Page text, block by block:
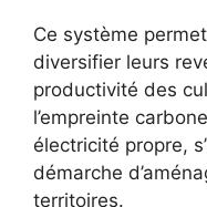
Ce système
diversifier leurs
productivité des
l’empreinte
électricité propre,
démarche
territoires.